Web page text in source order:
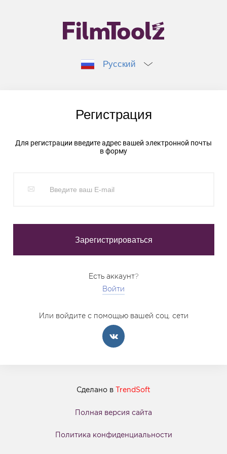
Русский
Регистрация
Для регистрации введите адрес вашей электронной почты
в форму
Есть аккаунт?
Войти
Или войдите с помощью вашей соц. сети
Сделано в TrendSoft
Полная версия сайта
Политика конфиденциальности